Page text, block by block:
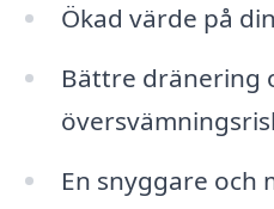
Ökad värde på
Bättre dränering
En snyggare och